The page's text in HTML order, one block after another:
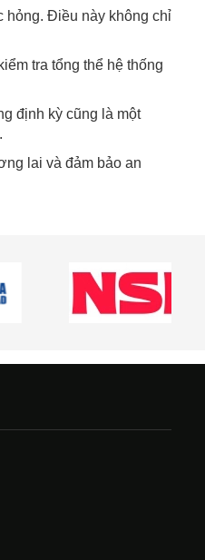
hỏng. Điều này không chỉ
tra tổng thể hệ thống
định kỳ cũng là một
lai và đảm bảo an